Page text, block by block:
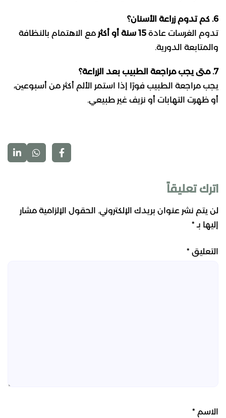
6. كم تدوم زراعة الأسنان؟
تدوم الغرسات عادة 15 سنة أو أكثر
مع الاهتمام بالنظافة
والمتابعة الدورية.
7. متى يجب مراجعة الطبيب بعد الزراعة؟
يجب مراجعة الطبيب فورًا إذا استمر الألم أكثر من أسبوعين،
أو ظهرت التهابات أو نزيف غير طبيعي.
اترك تعليقاً
لن يتم نشر عنوان بريدك الإلكتروني. الحقول الإلزامية مشار
إليها بـ *
التعليق *
الاسم *